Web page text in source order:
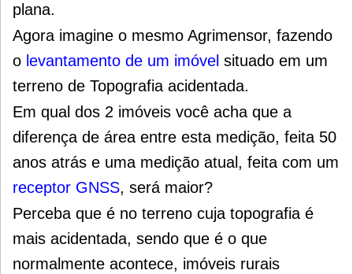
plana.
Agora imagine o mesmo Agrimensor, fazendo
o levantamento de um imóvel situado em um
terreno de Topografia acidentada.
Em qual dos 2 imóveis você acha que a
diferença de área entre esta medição, feita 50
anos atrás e uma medição atual, feita com um
receptor GNSS, será maior?
Perceba que é no terreno cuja topografia é
mais acidentada, sendo que é o que
normalmente acontece, imóveis rurais